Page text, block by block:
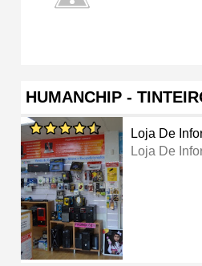
HUMANCHIP -
Loja De
Loja De